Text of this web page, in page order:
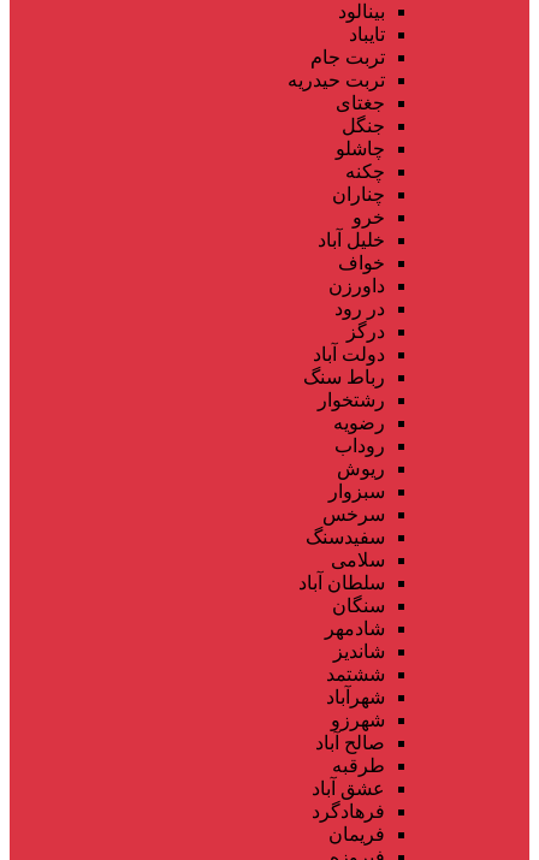
بینالود
تایباد
تربت جام
تربت حیدریه
جغتای
جنگل
چاشلو
چکنه
چناران
خرو
خلیل آباد
خواف
داورزن
در رود
درگز
دولت آباد
رباط سنگ
رشتخوار
رضویه
روداب
ریوش
سبزوار
سرخس
سفیدسنگ
سلامی
سلطان آباد
سنگان
شادمهر
شاندیز
ششتمد
شهرآباد
شهرزو
صالح آباد
طرقبه
عشق آباد
فرهادگرد
فریمان